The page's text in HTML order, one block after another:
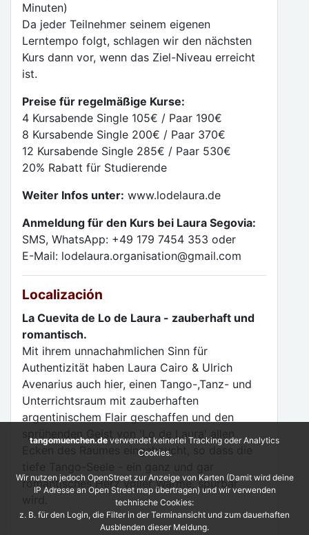
Minuten)
Da jeder Teilnehmer seinem eigenen
Lerntempo folgt, schlagen wir den nächsten
Kurs dann vor, wenn das Ziel-Niveau erreicht
ist.
Preise für regelmäßige Kurse:
4 Kursabende Single 105€ / Paar 190€
8 Kursabende Single 200€ / Paar 370€
12 Kursabende Single 285€ / Paar 530€
20% Rabatt für Studierende
Weiter Infos unter: www.lodelaura.de
Anmeldung für den Kurs bei Laura Segovia:
SMS, WhatsApp: +49 179 7454 353 oder
E-Mail: lodelaura.organisation@gmail.com
Localización
La Cuevita de Lo de Laura - zauberhaft und
romantisch.
Mit ihrem unnachahmlichen Sinn für
Authentizität haben Laura Cairo & Ulrich
Avenarius auch hier, einen Tango-,Tanz- und
Unterrichtsraum mit zauberhaften
argentinischem Flair geschaffen und den
sprühenden Geist von 'Lo de Laura' allen
Ecken des Raumes eingehaucht, so dass die
romantisches Herz voller Wärme, spürbar
tangomuenchen.de verwendet keinerlei Tracking oder Analytics
Cookies.
Wir nutzen jedoch OpenStreet zur Anzeige von Karten (Damit wird deine
IP Adresse an Open Street map übertragen) und wir verwenden
technische Cookies:
z. B. für den Login, die Filter in der Terminansicht und zum dauerhaften
Ausblenden dieser Meldung.